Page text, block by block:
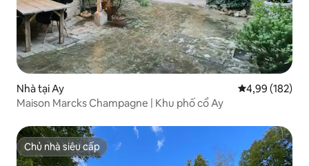
Nhà tại Ay Xếp hạng
4,99 (182)
Maison Marcks Champagne | Khu phố cổ Ay
Chủ nhà siêu cấp
Chủ nhà siêu cấp